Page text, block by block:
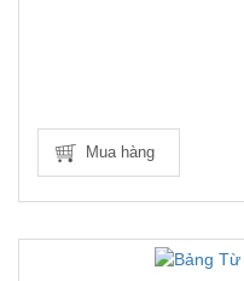
Mua hàng